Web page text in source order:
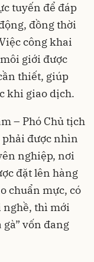
tuyến để đáp
đồng thời
công khai
giới được
thiết, giúp
khi giao dịch.
– Phó Chủ tịch
phải được nhìn
nghiệp, nơi
đặt lên hàng
chuẩn mực, có
nghề, thì mới
vốn đang